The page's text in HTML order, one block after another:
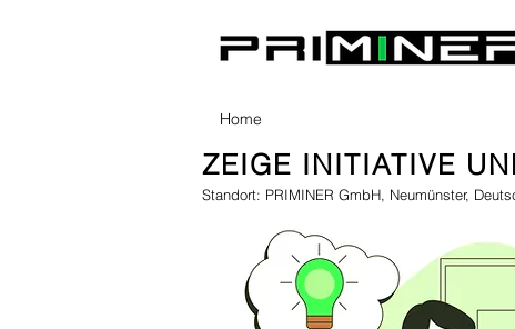
Home
ZEIGE INITIATIVE
Standort: PRIMINER GmbH, Neumünster,